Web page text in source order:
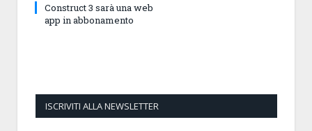
Construct 3 sarà una web
app in abbonamento
ISCRIVITI ALLA NEWSLETTER